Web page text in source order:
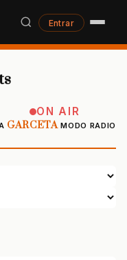
Entrar
ON AIR
GARCETAMODO RADIO